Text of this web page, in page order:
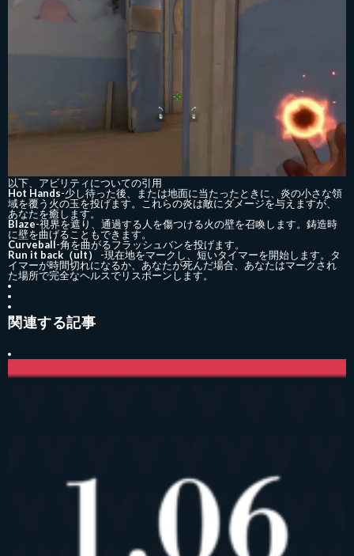
以下、アビリティについての引用
Hot Hands-少し待った後、または地面に当たったときに、炎の小さな領
域を覆う火の玉を投げます。これらの炎は敵にダメージを与えますが、
あなたを癒します。
Blaze-視界を遮り、通過する人を傷つける火の壁を召喚します。鋳造時
に壁を曲げることもできます。
Curveball-角を曲がるフラッシュバンを投げます。
Run it back（ult）
-現在地をマークし、短いタイマーを開始します。タ
イマーが時間切れになるか、あなたが死んだ場合、あなたはマークされ
た場所で完全なヘルスでリスポーンします。
関連する記事